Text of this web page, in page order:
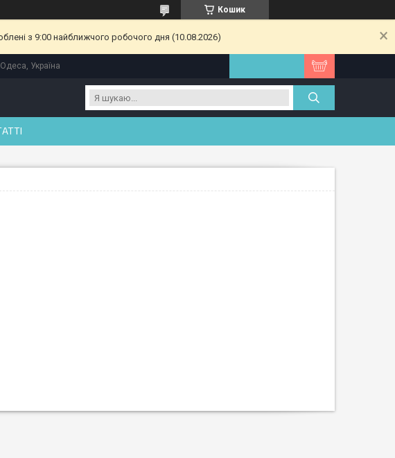
Кошик
з 9:00 найближчого робочого дня (10.08.2026)
Україна